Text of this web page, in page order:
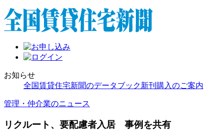
お知らせ
全国賃貸住宅新聞のデータブック新刊購入のご案内
管理・仲介業のニュース
リクルート、要配慮者入居 事例を共有